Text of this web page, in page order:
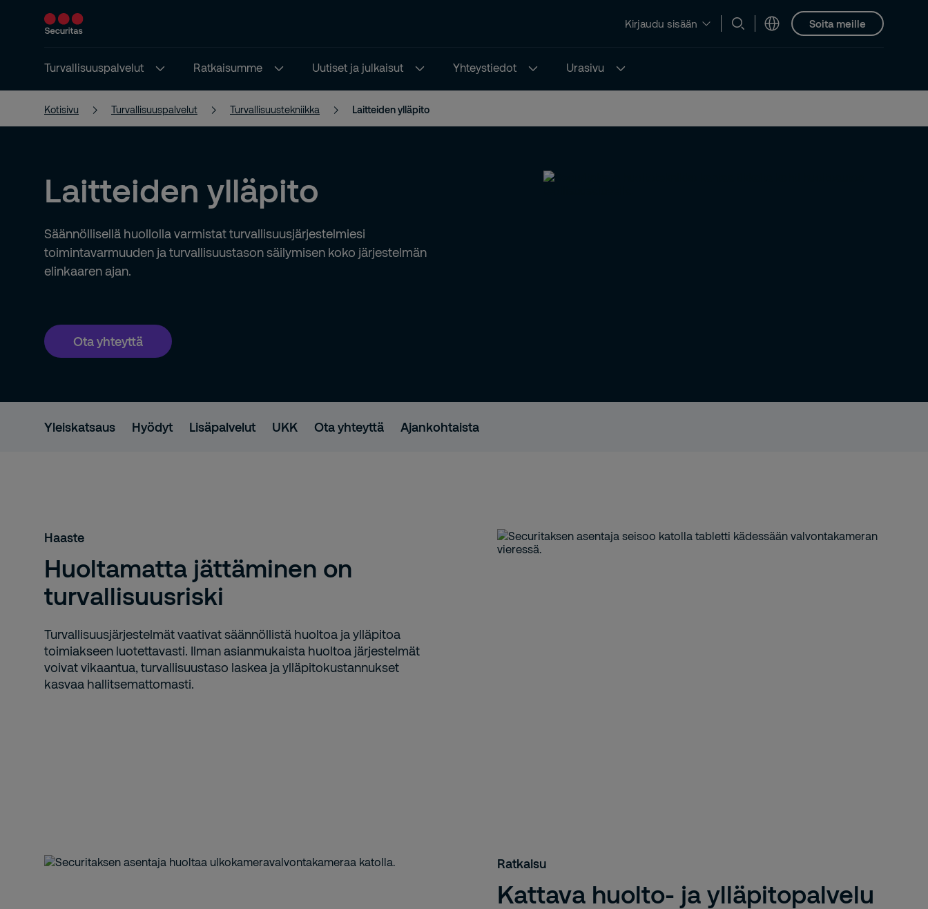
Kirjaudu sisään Soita meille
Turvallisuuspalvelut Ratkaisumme Uutiset ja julkaisut Yhteystiedot Urasivu
Kotisivu Turvallisuuspalvelut Turvallisuustekniikka Laitteiden ylläpito
Laitteiden ylläpito
Säännöllisellä huollolla varmistat turvallisuusjärjestelmiesi
toimintavarmuuden ja turvallisuustason säilymisen koko järjestelmän
elinkaaren ajan.
Ota yhteyttä
Yleiskatsaus Hyödyt Lisäpalvelut UKK Ota yhteyttä Ajankohtaista
Haaste
Huoltamatta jättäminen on
turvallisuusriski
Turvallisuusjärjestelmät vaativat säännöllistä huoltoa ja ylläpitoa
toimiakseen luotettavasti. Ilman asianmukaista huoltoa järjestelmät
voivat vikaantua, turvallisuustaso laskea ja ylläpitokustannukset
kasvaa hallitsemattomasti.
Ratkaisu
Kattava huolto- ja ylläpitopalvelu